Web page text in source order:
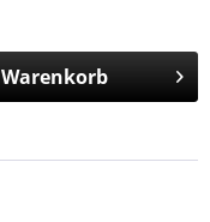
Warenkorb